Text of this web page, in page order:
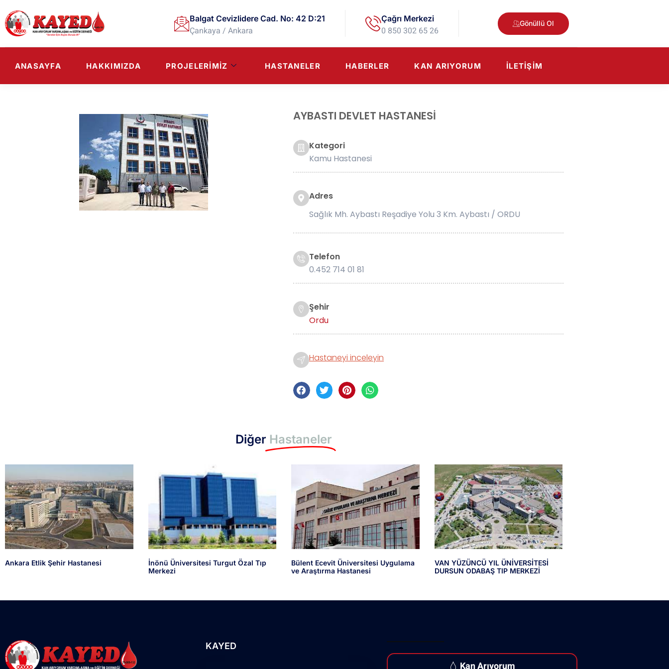
Balgat Cevizlidere Cad. No: 42 D:21
Çankaya / Ankara
Çağrı Merkezi
0 850 302 65 26
Gönüllü Ol
ANASAYFA HAKKIMIZDA PROJELERIMIZ HASTANELER HABERLER KAN ARIYORUM İLETIŞIM
AYBASTI DEVLET HASTANESİ
Kategori
Kamu Hastanesi
Adres
Sağlık Mh. Aybastı Reşadiye Yolu 3 Km. Aybastı / ORDU
Telefon
0.452 714 01 81
Şehir
Ordu
Hastaneyi inceleyin
Diğer Hastaneler
Ankara Etlik Şehir Hastanesi
İnönü Üniversitesi Turgut Özal Tıp
Merkezi
Bülent Ecevit Üniversitesi Uygulama
ve Araştırma Hastanesi
VAN YÜZÜNCÜ YIL ÜNİVERSİTESİ
DURSUN ODABAŞ TIP MERKEZİ
KAYED